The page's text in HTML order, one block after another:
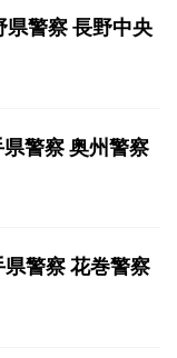
警察 長野中央
警察 奥州警察
警察 花巻警察